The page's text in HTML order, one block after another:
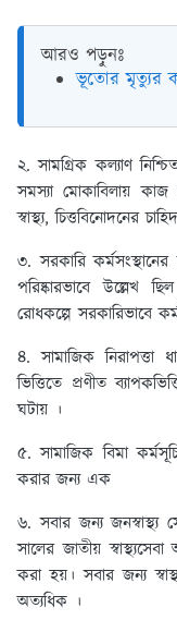
আরও পড়ুনঃ
ভূতোর মৃত্যুর
২. সামগ্রিক কল্যাণ
সমস্যা মোকাবিলায় কাজ
স্বাস্থ্য, চিত্তবিনোদনের
৩. সরকারি কর্মসংস্থানের
পরিষ্কারভাবে উল্লেখ
রোধকল্পে সরকারিভাবে
৪. সামাজিক নিরাপত্তা
ভিত্তিতে প্রণীত
ঘটায় ।
৫. সামাজিক বিমা
করার জন্য এক
৬. সবার জন্য জনস্বাস্থ্য
সালের জাতীয়
করা হয়। সবার জন্য
অত্যধিক ।